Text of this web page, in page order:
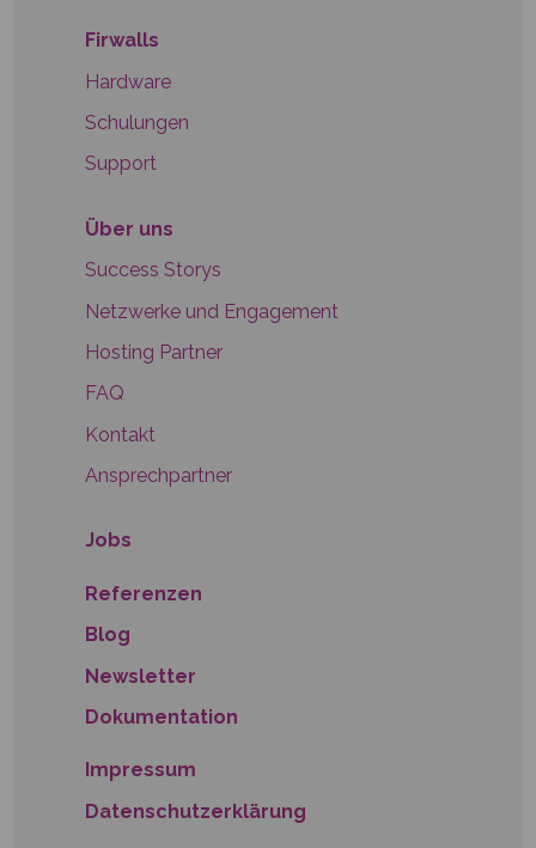
Firwalls
Hardware
Schulungen
Support
Über uns
Success Storys
Netzwerke und Engagement
Hosting Partner
FAQ
Kontakt
Ansprechpartner
Jobs
Referenzen
Blog
Newsletter
Dokumentation
Impressum
Datenschutzerklärung